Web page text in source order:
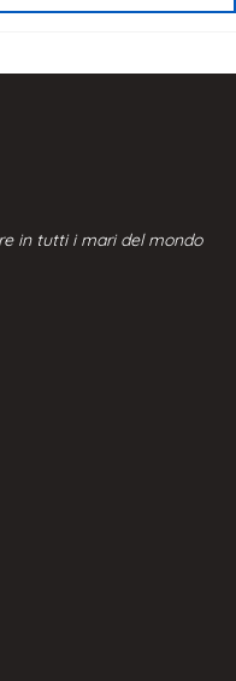
in tutti i mari del mondo